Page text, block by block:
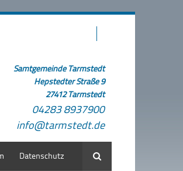
Samtgemeinde Tarmstedt
Hepstedter Straße 9
27412 Tarmstedt
04283 8937900
info@tarmstedt.de
Datenschutz Suche